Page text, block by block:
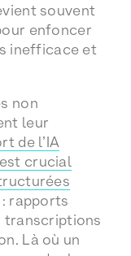
souvent
enfoncer
inefficace et
non
leur
de l’IA
crucial
rapports
transcriptions
Là où un